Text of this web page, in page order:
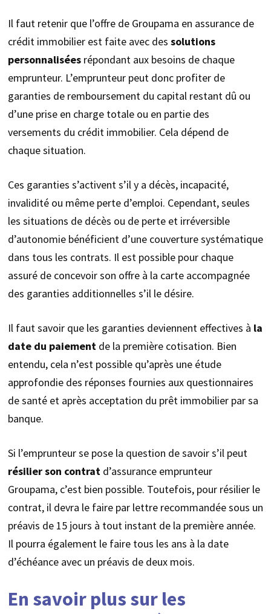
Il faut retenir que l’offre de Groupama en assurance de
crédit immobilier est faite avec des solutions
personnalisées répondant aux besoins de chaque
emprunteur. L’emprunteur peut donc profiter de
garanties de remboursement du capital restant dû ou
d’une prise en charge totale ou en partie des
versements du crédit immobilier. Cela dépend de
chaque situation.
Ces garanties s’activent s’il y a décès, incapacité,
invalidité ou même perte d’emploi. Cependant, seules
les situations de décès ou de perte et irréversible
d’autonomie bénéficient d’une couverture systématique
dans tous les contrats. Il est possible pour chaque
assuré de concevoir son offre à la carte accompagnée
des garanties additionnelles s’il le désire.
Il faut savoir que les garanties deviennent effectives à la
date du paiementde la première cotisation. Bien
entendu, cela n’est possible qu’après une étude
approfondie des réponses fournies aux questionnaires
de santé et après acceptation du prêt immobilier par sa
banque.
Si l’emprunteur se pose la question de savoir s’il peut
résilier son contratd’assurance emprunteur
Groupama, c’est bien possible. Toutefois, pour résilier le
contrat, il devra le faire par lettre recommandée sous un
préavis de 15 jours à tout instant de la première année.
Il pourra également le faire tous les ans à la date
d’échéance avec un préavis de deux mois.
En savoir plus sur les